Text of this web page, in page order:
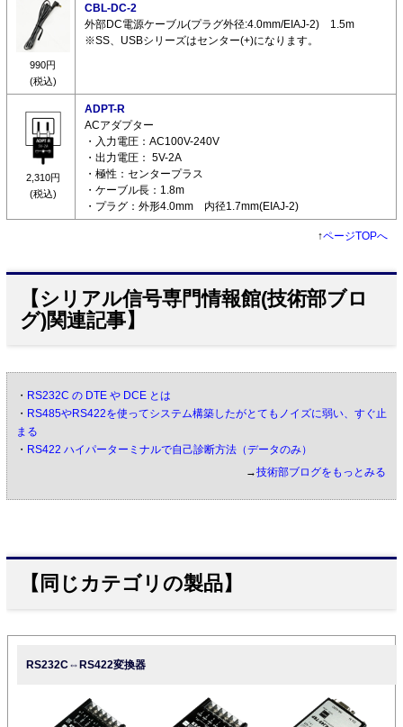
990円
(税込)
CBL-DC-2
外部DC電源ケーブル(プラグ外径:4.0mm/EIAJ-2) 1.5m
※SS、USBシリーズはセンター(+)になります。
2,310円
(税込)
ADPT-R
ACアダプター
・入力電圧：AC100V-240V
・出力電圧： 5V-2A
・極性：センタープラス
・ケーブル長：1.8m
・プラグ：外形4.0mm 内径1.7mm(EIAJ-2)
↑ページTOPへ
【シリアル信号専門情報館(技術部ブロ
グ)関連記事】
・ RS232C の DTE や DCE とは
・ RS485やRS422を使ってシステム構築したがとてもノイズに弱い、すぐ止
まる
・ RS422 ハイパーターミナルで自己診断方法（データのみ）
→技術部ブログをもっとみる
【同じカテゴリの製品】
RS232C⇔RS422変換器